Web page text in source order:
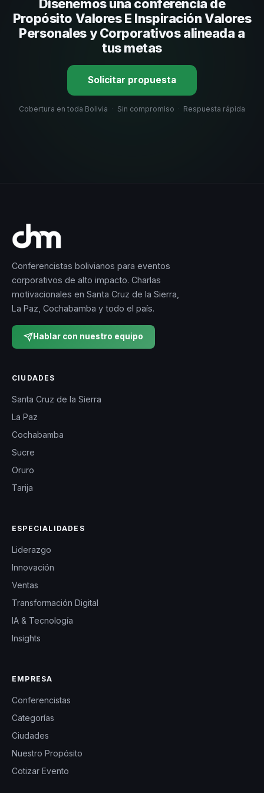
selección estratégica basada en estos criterios.
Diseñemos una conferencia de
Propósito Valores E Inspiración Valores
Personales y Corporativos alineada a
tus metas
Solicitar propuesta
Cobertura en toda Bolivia · Sin compromiso · Respuesta rápida
Conferencistas bolivianos para eventos
corporativos de alto impacto. Charlas
motivacionales en Santa Cruz de la Sierra,
La Paz, Cochabamba y todo el país.
Hablar con nuestro equipo
CIUDADES
Santa Cruz de la Sierra
La Paz
Cochabamba
Sucre
Oruro
Tarija
ESPECIALIDADES
Liderazgo
Innovación
Ventas
Transformación Digital
IA & Tecnología
Insights
EMPRESA
Conferencistas
Categorías
Ciudades
Nuestro Propósito
Cotizar Evento